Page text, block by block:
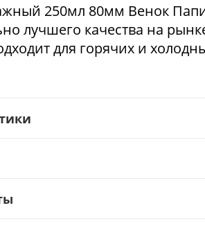
250мл 80мм Венок
лучшего качества на
для горячих и